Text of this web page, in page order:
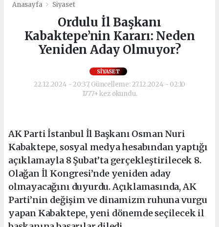
Anasayfa Siyaset
Ordulu İl Başkanı
Kabaktepe’nin Kararı: Neden
Yeniden Aday Olmuyor?
SIYASET
22.12.2024 - 20:37, Güncelleme: 27.12.2024 - 02:10
1777+ kez okundu.
AK Parti İstanbul İl Başkanı Osman Nuri
Kabaktepe, sosyal medya hesabından yaptığı
açıklamayla 8 Şubat’ta gerçekleştirilecek 8.
Olağan İl Kongresi’nde yeniden aday
olmayacağını duyurdu. Açıklamasında, AK
Parti’nin değişim ve dinamizm ruhuna vurgu
yapan Kabaktepe, yeni dönemde seçilecek il